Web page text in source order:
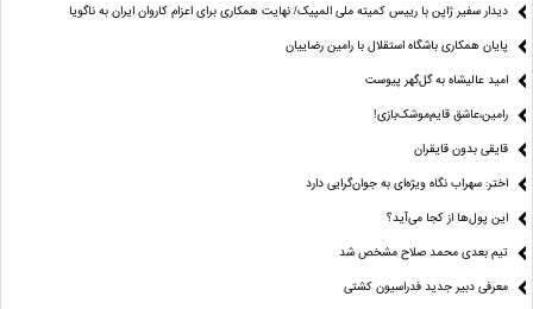
دیدار سفیر ژاپن با رییس کمیته ملی المپیک/ نهایت همکاری برای اعزام کاروان ایران به ناگویا
پایان همکاری باشگاه استقلال با رامین رضاییان
امید عالیشاه به گل‌گهر پیوست
رامین،عاشق قایم‌موشک‌بازی!
قایقی بدون قایقران
اختر: سهراب نگاه ویژه‌ای به جوان‌گرایی دارد
این پول‌ها از کجا می‌آید؟
تیم بعدی محمد صلاح مشخص شد
معرفی دبیر جدید فدراسیون کشتی